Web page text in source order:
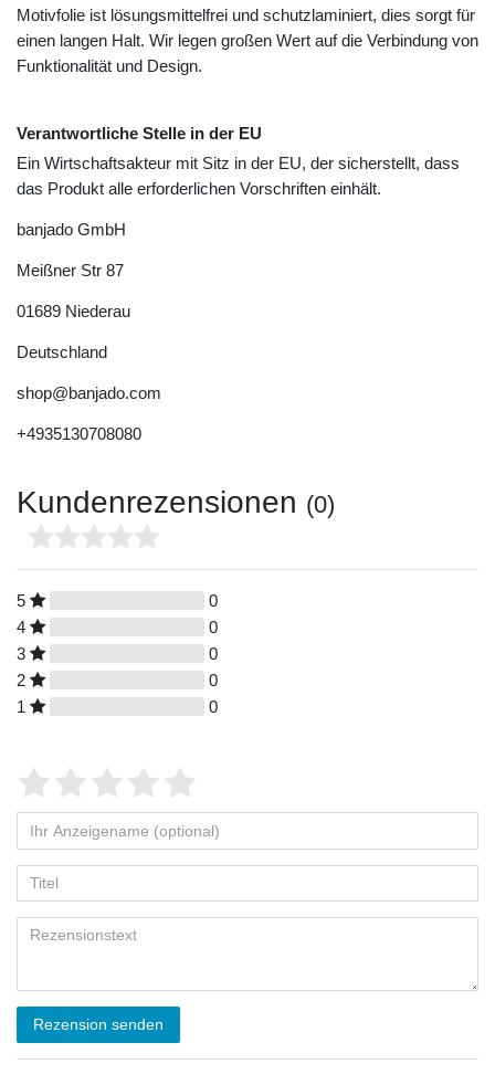
Motivfolie ist lösungsmittelfrei und schutzlaminiert, dies sorgt für
einen langen Halt. Wir legen großen Wert auf die Verbindung von
Funktionalität und Design.
Verantwortliche Stelle in der EU
Ein Wirtschaftsakteur mit Sitz in der EU, der sicherstellt, dass
das Produkt alle erforderlichen Vorschriften einhält.
banjado GmbH
Meißner Str 87
01689 Niederau
Deutschland
shop@banjado.com
+4935130708080
Kundenrezensionen (0)
5
0
4
0
3
0
2
0
1
0
Rezension senden